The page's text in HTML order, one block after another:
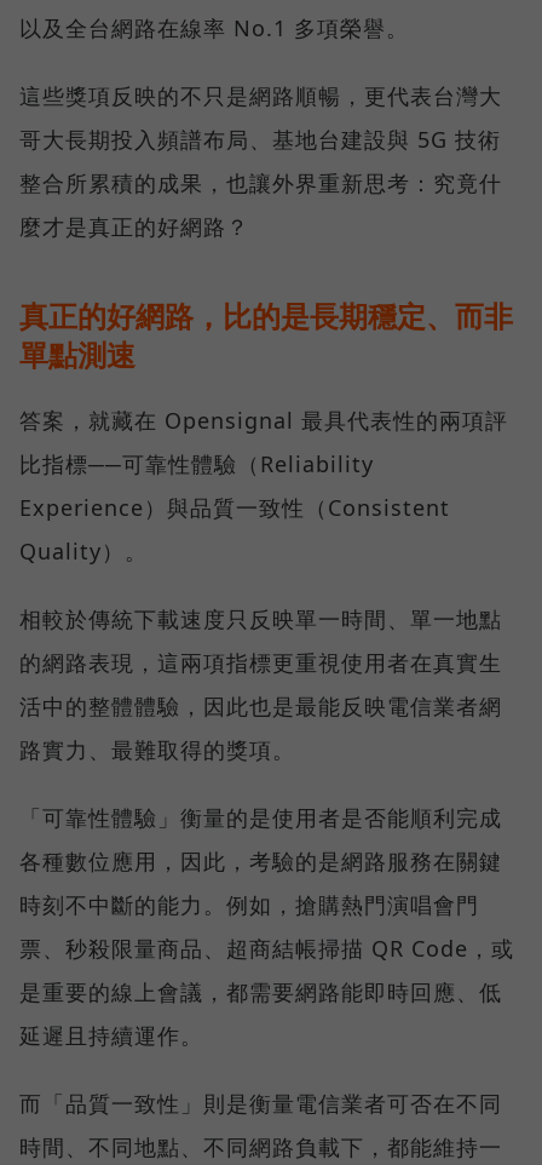
以及全台網路在線率 No.1 多項榮譽。
這些獎項反映的不只是網路順暢，更代表台灣大
哥大長期投入頻譜布局、基地台建設與 5G 技術
整合所累積的成果，也讓外界重新思考：究竟什
麼才是真正的好網路？
真正的好網路，比的是長期穩定、而非
單點測速
答案，就藏在 Opensignal 最具代表性的兩項評
比指標──可靠性體驗（Reliability
Experience）與品質一致性（Consistent
Quality）。
相較於傳統下載速度只反映單一時間、單一地點
的網路表現，這兩項指標更重視使用者在真實生
活中的整體體驗，因此也是最能反映電信業者網
路實力、最難取得的獎項。
「可靠性體驗」衡量的是使用者是否能順利完成
各種數位應用，因此，考驗的是網路服務在關鍵
時刻不中斷的能力。例如，搶購熱門演唱會門
票、秒殺限量商品、超商結帳掃描 QR Code，或
是重要的線上會議，都需要網路能即時回應、低
延遲且持續運作。
而「品質一致性」則是衡量電信業者可否在不同
時間、不同地點、不同網路負載下，都能維持一